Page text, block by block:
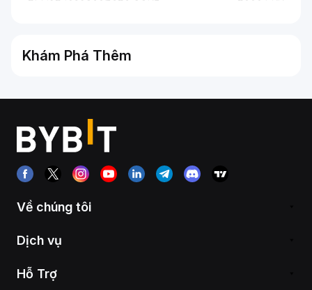
Khám Phá Thêm
Về chúng tôi
Dịch vụ
Hỗ Trợ